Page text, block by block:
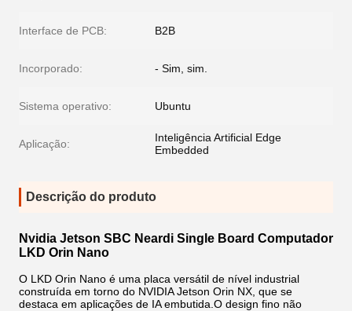
Interface de PCB: B2B
Incorporado: - Sim, sim.
Sistema operativo: Ubuntu
Aplicação:
Inteligência Artificial Edge
Embedded
Descrição do produto
Nvidia Jetson SBC Neardi Single Board Computador
LKD Orin Nano
O LKD Orin Nano é uma placa versátil de nível industrial
construída em torno do NVIDIA Jetson Orin NX, que se
destaca em aplicações de IA embutida.O design fino não